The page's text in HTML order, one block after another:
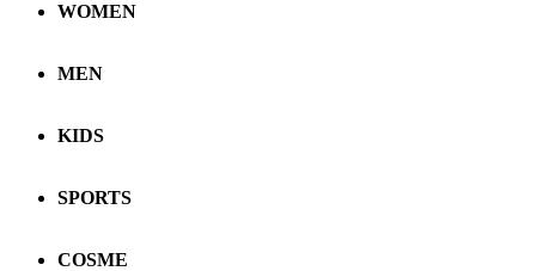
WOMEN
MEN
KIDS
SPORTS
COSME